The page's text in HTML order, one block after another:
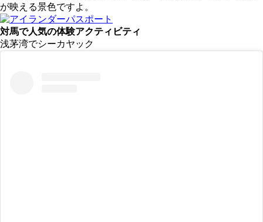
が映える景色ですよ。
対馬で人気の体験アクティビティ
浅茅湾でシーカヤック